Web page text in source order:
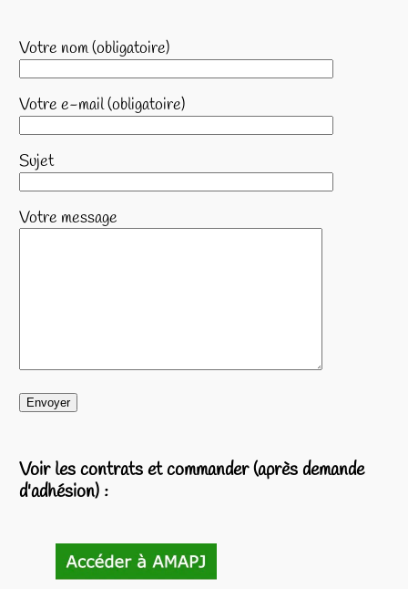
Votre nom (obligatoire)
Votre e-mail (obligatoire)
Sujet
Votre message
Voir les contrats et commander (après demande
d'adhésion) :